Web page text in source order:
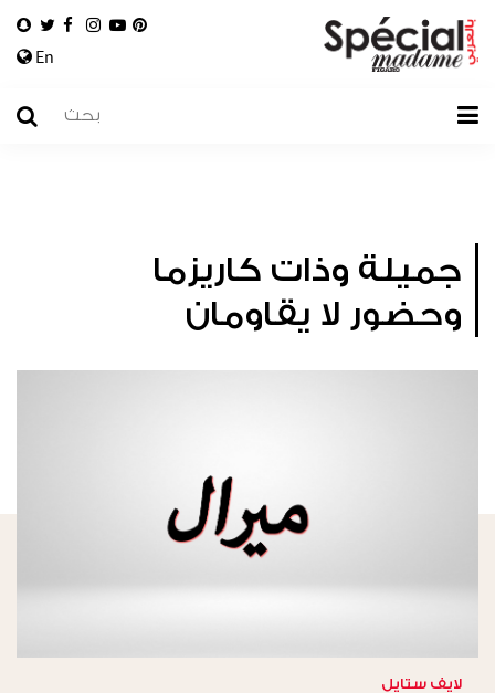
En
جميلة وذات كاريزما
وحضور لا يقاومان
لايف ستايل